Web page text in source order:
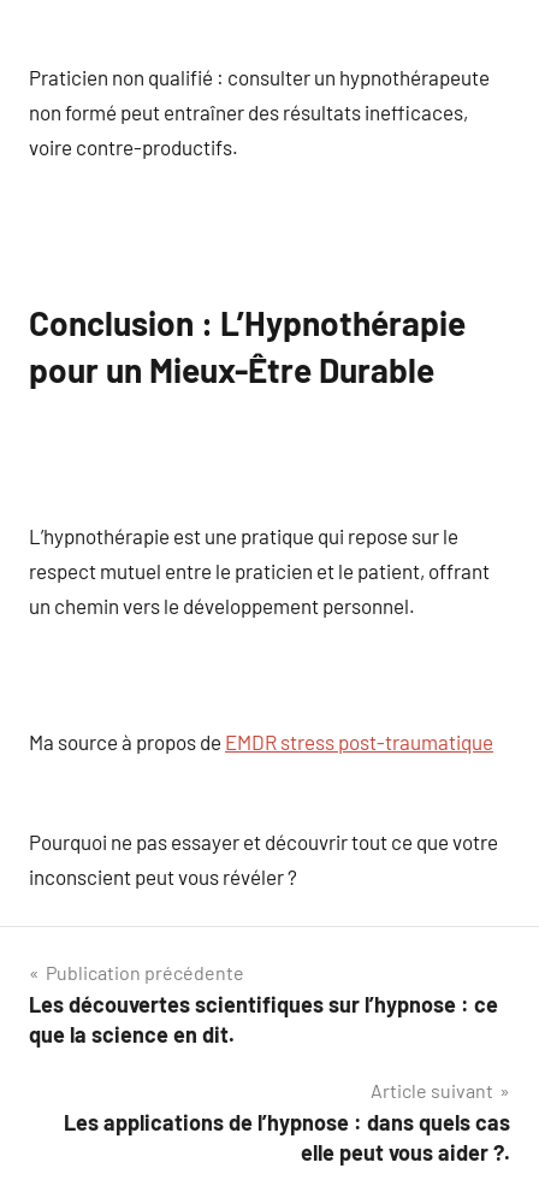
Praticien non qualifié : consulter un hypnothérapeute
non formé peut entraîner des résultats inefficaces,
voire contre-productifs.
Conclusion : L’Hypnothérapie
pour un Mieux-Être Durable
L’hypnothérapie est une pratique qui repose sur le
respect mutuel entre le praticien et le patient, offrant
un chemin vers le développement personnel.
Ma source à propos de EMDR stress post-traumatique
Pourquoi ne pas essayer et découvrir tout ce que votre
inconscient peut vous révéler ?
Navigation
de
Publication précédente
Les découvertes scientifiques sur l’hypnose : ce
que la science en dit.
Article suivant
Les applications de l’hypnose : dans quels cas
elle peut vous aider ?.